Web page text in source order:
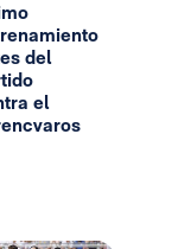
del
el